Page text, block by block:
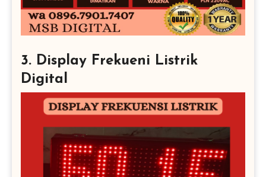
3. Display Frekueni Listrik
Digital